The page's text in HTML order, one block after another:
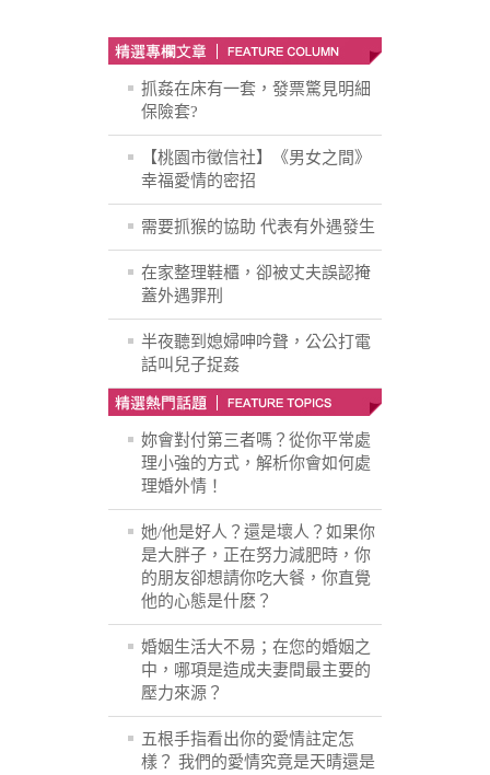
抓姦在床有一套，發票驚見明細
保險套?
【桃園市徵信社】《男女之間》
幸福愛情的密招
需要抓猴的協助 代表有外遇發生
在家整理鞋櫃，卻被丈夫誤認掩
蓋外遇罪刑
半夜聽到媳婦呻吟聲，公公打電
話叫兒子捉姦
妳會對付第三者嗎？從你平常處
理小強的方式，解析你會如何處
理婚外情！
她/他是好人？還是壞人？如果你
是大胖子，正在努力減肥時，你
的朋友卻想請你吃大餐，你直覺
他的心態是什麽？
婚姻生活大不易；在您的婚姻之
中，哪項是造成夫妻間最主要的
壓力來源？
五根手指看出你的愛情註定怎
樣？ 我們的愛情究竟是天晴還是